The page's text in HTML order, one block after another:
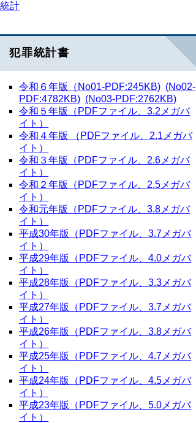
統計
犯罪統計書
令和６年版（No01-PDF:245KB) (No02-
PDF:4782KB) (No03-PDF:2762KB)
令和５年版（PDFファイル、3.2メガバ
イト）
令和４年版 （PDFファイル、2.1メガバ
イト）
令和３年版（PDFファイル、2.6メガバ
イト）
令和２年版（PDFファイル、2.5メガバ
イト）
令和元年版（PDFファイル、3.8メガバ
イト）
平成30年版（PDFファイル、3.7メガバ
イト）
平成29年版（PDFファイル、4.0メガバ
イト）
平成28年版（PDFファイル、3.3メガバ
イト）
平成27年版（PDFファイル、3.7メガバ
イト）
平成26年版（PDFファイル、3.8メガバ
イト）
平成25年版（PDFファイル、4.7メガバ
イト）
平成24年版（PDFファイル、4.5メガバ
イト）
平成23年版（PDFファイル、5.0メガバ
イト）